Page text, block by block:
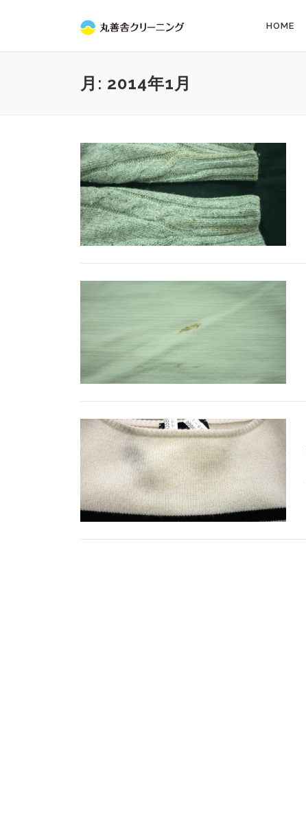
HOME
月: 2014年1月